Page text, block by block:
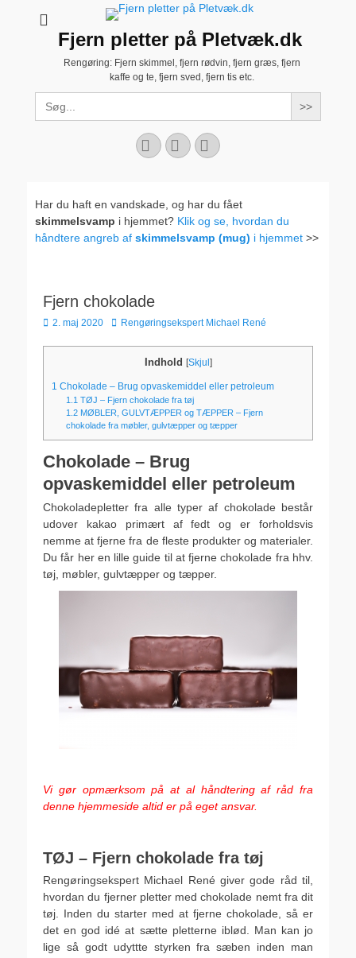
Fjern pletter på Pletvæk.dk
Rengøring: Fjern skimmel, fjern rødvin, fjern græs, fjern
kaffe og te, fjern sved, fjern tis etc.
Search
for:
Facebook
YouTubeInstagram
Har du haft en vandskade, og har du fået
skimmelsvamp i hjemmet? Klik og se, hvordan du
håndtere angreb af skimmelsvamp (mug) i hjemmet >>
Fjern chokolade
Udgivet
2. maj 2020 Forfatter
Rengøringsekspert Michael René
Indhold [Skjul ]
1 Chokolade – Brug opvaskemiddel eller petroleum
1.1 TØJ – Fjern chokolade fra tøj
1.2MØBLER, GULVTÆPPER og TÆPPER – Fjern
chokolade fra møbler, gulvtæpper og tæpper
Chokolade – Brug
opvaskemiddel eller petroleum
Chokoladepletter fra alle typer af chokolade består
udover kakao primært af fedt og er forholdsvis
nemme at fjerne fra de fleste produkter og materialer.
Du får her en lille guide til at fjerne chokolade fra hhv.
tøj, møbler, gulvtæpper og tæpper.
Vi gør opmærksom på at al håndtering af råd fra
denne hjemmeside altid er på eget ansvar.
TØJ – Fjern chokolade fra tøj
Rengøringsekspert Michael René giver gode råd til,
hvordan du fjerner pletter med chokolade nemt fra dit
tøj. Inden du starter med at fjerne chokolade, så er
det en god idé at sætte pletterne iblød. Man kan jo
lige så godt udyttte styrken fra sæben inden man